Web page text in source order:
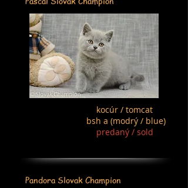
kocúr / tomcat
bsh a (modrý / blue)
predaný / sold
Pandora Slovak Champion